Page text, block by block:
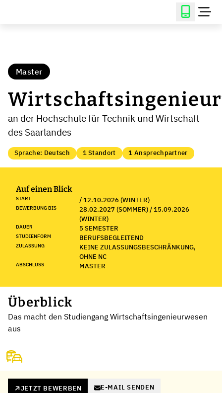
Master
an der Hochschule für Technik und Wirtschaft
des Saarlandes
Sprache: Deutsch 1 Standort 1 Ansprechpartner
Auf einen Blick
START / 12.10.2026 (WINTER)
BEWERBUNG BIS
28.02.2027 (SOMMER) / 15.09.2026
(WINTER)
DAUER 5 SEMESTER
STUDIENFORM BERUFSBEGLEITEND
ZULASSUNG
KEINE ZULASSUNGSBESCHRÄNKUNG,
OHNE NC
ABSCHLUSS MASTER
Überblick
Das macht den Studiengang Wirtschaftsingenieurwesen
aus
JETZT BEWERBEN E-MAIL SENDEN